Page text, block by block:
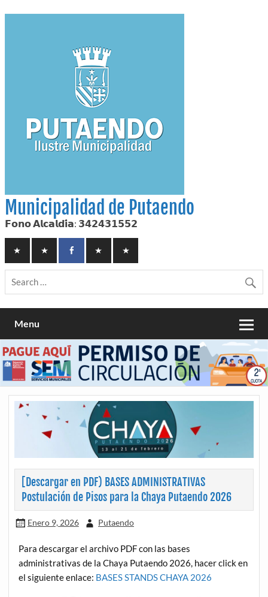
to
Municipalidad de Putaendo
𝗙𝗼𝗻𝗼 𝗔𝗹𝗰𝗮𝗹𝗱𝗶́𝗮: 𝟯𝟰𝟮𝟰𝟯𝟭𝟱𝟱𝟮
Menu
[Descargar en PDF) BASES ADMINISTRATIVAS
Postulación de Pisos para la Chaya Putaendo 2026
Enero 9, 2026 Putaendo
Para descargar el archivo PDF con las bases
administrativas de la Chaya Putaendo 2026, hacer click en
el siguiente enlace: BASES STANDS CHAYA 2026